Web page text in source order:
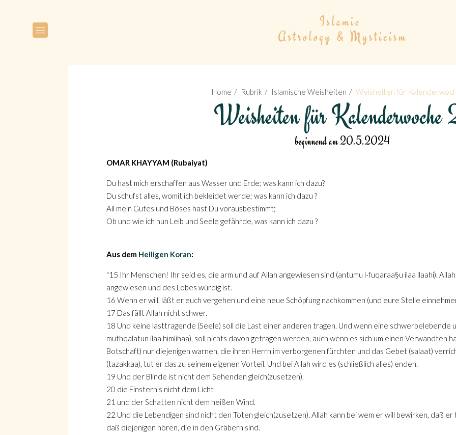
Home Rubrik Islamische Weisheiten Weisheiten für
Weisheiten für Kalenderwoche
beginnend am 20.5.2024
OMAR KHAYYAM (Rubaiyat)
Du hast mich erschaffen aus Wasser und Erde; was kann ich dazu?
Du schufst alles, womit ich bekleidet werde; was kann ich dazu ?
All mein Gutes und Böses hast Du vorausbestimmt;
Ob und wie ich nun Leib und Seele gefährde, was kann ich dazu ?
Aus dem Heiligen Koran:
"15 Ihr Menschen! Ihr seid es, die arm und auf Allah angewiesen sind (antumu l-fuqaraa§u ilaa llaahi).
angewiesen und des Lobes würdig ist.
16 Wenn er will, läßt er euch vergehen und eine neue Schöpfung nachkommen (und eure Stelle
17 Das fällt Allah nicht schwer.
18 Und keine lasttragende (Seele) soll die Last einer anderen tragen. Und wenn eine schwerbelebende
muthqalatun ilaa himlihaa), soll nichts davon getragen werden, auch wenn es sich um einen Verwandten
Botschaft) nur diejenigen warnen, die ihren Herrn im verborgenen fürchten und das Gebet (salaat)
(tazakkaa), tut er das zu seinem eigenen Vorteil. Und bei Allah wird es (schließlich alles) enden.
19 Und der Blinde ist nicht dem Sehenden gleich(zusetzen),
20 die Finsternis nicht dem Licht
21 und der Schatten nicht dem heißen Wind.
22 Und die Lebendigen sind nicht den Toten gleich(zusetzen). Allah kann bei wem er will bewirken, daß
daß diejenigen hören, die in den Gräbern sind.